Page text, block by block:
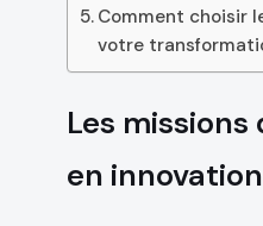
Comment choisir
votre
Les
en innovation